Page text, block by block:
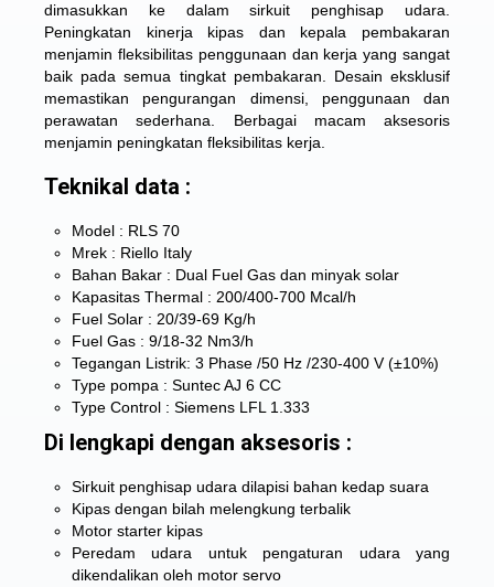
dimasukkan ke dalam sirkuit penghisap udara.
Peningkatan kinerja kipas dan kepala pembakaran
menjamin fleksibilitas penggunaan dan kerja yang sangat
baik pada semua tingkat pembakaran. Desain eksklusif
memastikan pengurangan dimensi, penggunaan dan
perawatan sederhana. Berbagai macam aksesoris
menjamin peningkatan fleksibilitas kerja.
Teknikal data :
Model : RLS 70
Mrek : Riello Italy
Bahan Bakar : Dual Fuel Gas dan minyak solar
Kapasitas Thermal : 200/400-700 Mcal/h
Fuel Solar : 20/39-69 Kg/h
Fuel Gas : 9/18-32 Nm3/h
Tegangan Listrik: 3 Phase /50 Hz /230-400 V (±10%)
Type pompa : Suntec AJ 6 CC
Type Control : Siemens LFL 1.333
Di lengkapi dengan aksesoris :
Sirkuit penghisap udara dilapisi bahan kedap suara
Kipas dengan bilah melengkung terbalik
Motor starter kipas
Peredam udara untuk pengaturan udara yang
dikendalikan oleh motor servo